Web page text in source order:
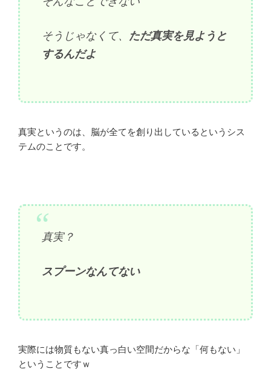
そうじゃなくて、 ただ真実を見ようと
するんだよ
真実というのは、脳が全てを創り出しているというシス
テムのことです。
真実？
スプーンなんてない
実際には物質もない真っ白い空間だからな「何もない」
ということですｗ